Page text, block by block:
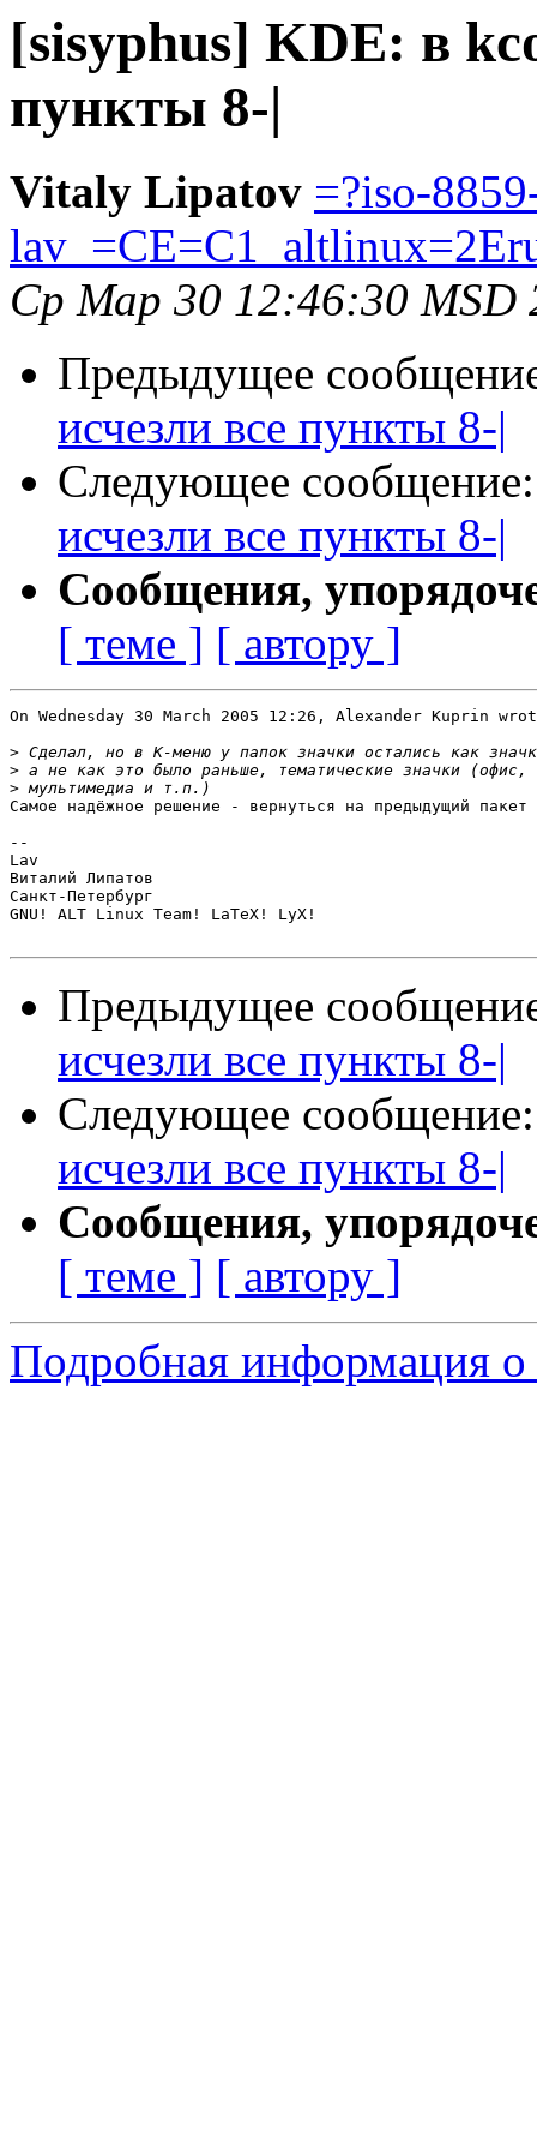
[sisyphus] KDE: в
пункты 8-|
Vitaly Lipatov =?iso-
Ср Мар 30 12:46:30 MSD
Предыдущее
исчезли все пункты 8-|
Следующее
исчезли все пункты 8-|
Сообщения,
[ теме ] [ автору ]
On Wednesday 30 March 2005 12:26, Alexander Kuprin
>
>
>
Самое надёжное решение - вернуться на предыдущий пакет
--
Lav
Виталий Липатов
Санкт-Петербург
GNU! ALT Linux Team! LaTeX! LyX!
Предыдущее
исчезли все пункты 8-|
Следующее
исчезли все пункты 8-|
Сообщения,
[ теме ] [ автору ]
Подробная информация о